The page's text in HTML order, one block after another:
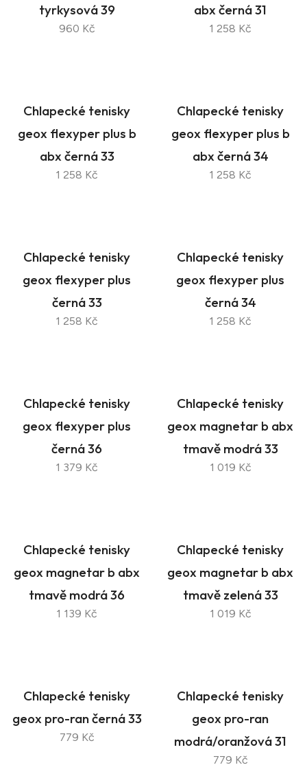
tyrkysová 39
960 Kč
abx černá 31
1 258 Kč
Chlapecké tenisky
geox flexyper plus b
abx černá 33
1 258 Kč
Chlapecké tenisky
geox flexyper plus b
abx černá 34
1 258 Kč
Chlapecké tenisky
geox flexyper plus
černá 33
1 258 Kč
Chlapecké tenisky
geox flexyper plus
černá 34
1 258 Kč
Chlapecké tenisky
geox flexyper plus
černá 36
1 379 Kč
Chlapecké tenisky
geox magnetar b abx
tmavě modrá 33
1 019 Kč
Chlapecké tenisky
geox magnetar b abx
tmavě modrá 36
1 139 Kč
Chlapecké tenisky
geox magnetar b abx
tmavě zelená 33
1 019 Kč
Chlapecké tenisky
geox pro-ran černá 33
779 Kč
Chlapecké tenisky
geox pro-ran
modrá/oranžová 31
779 Kč